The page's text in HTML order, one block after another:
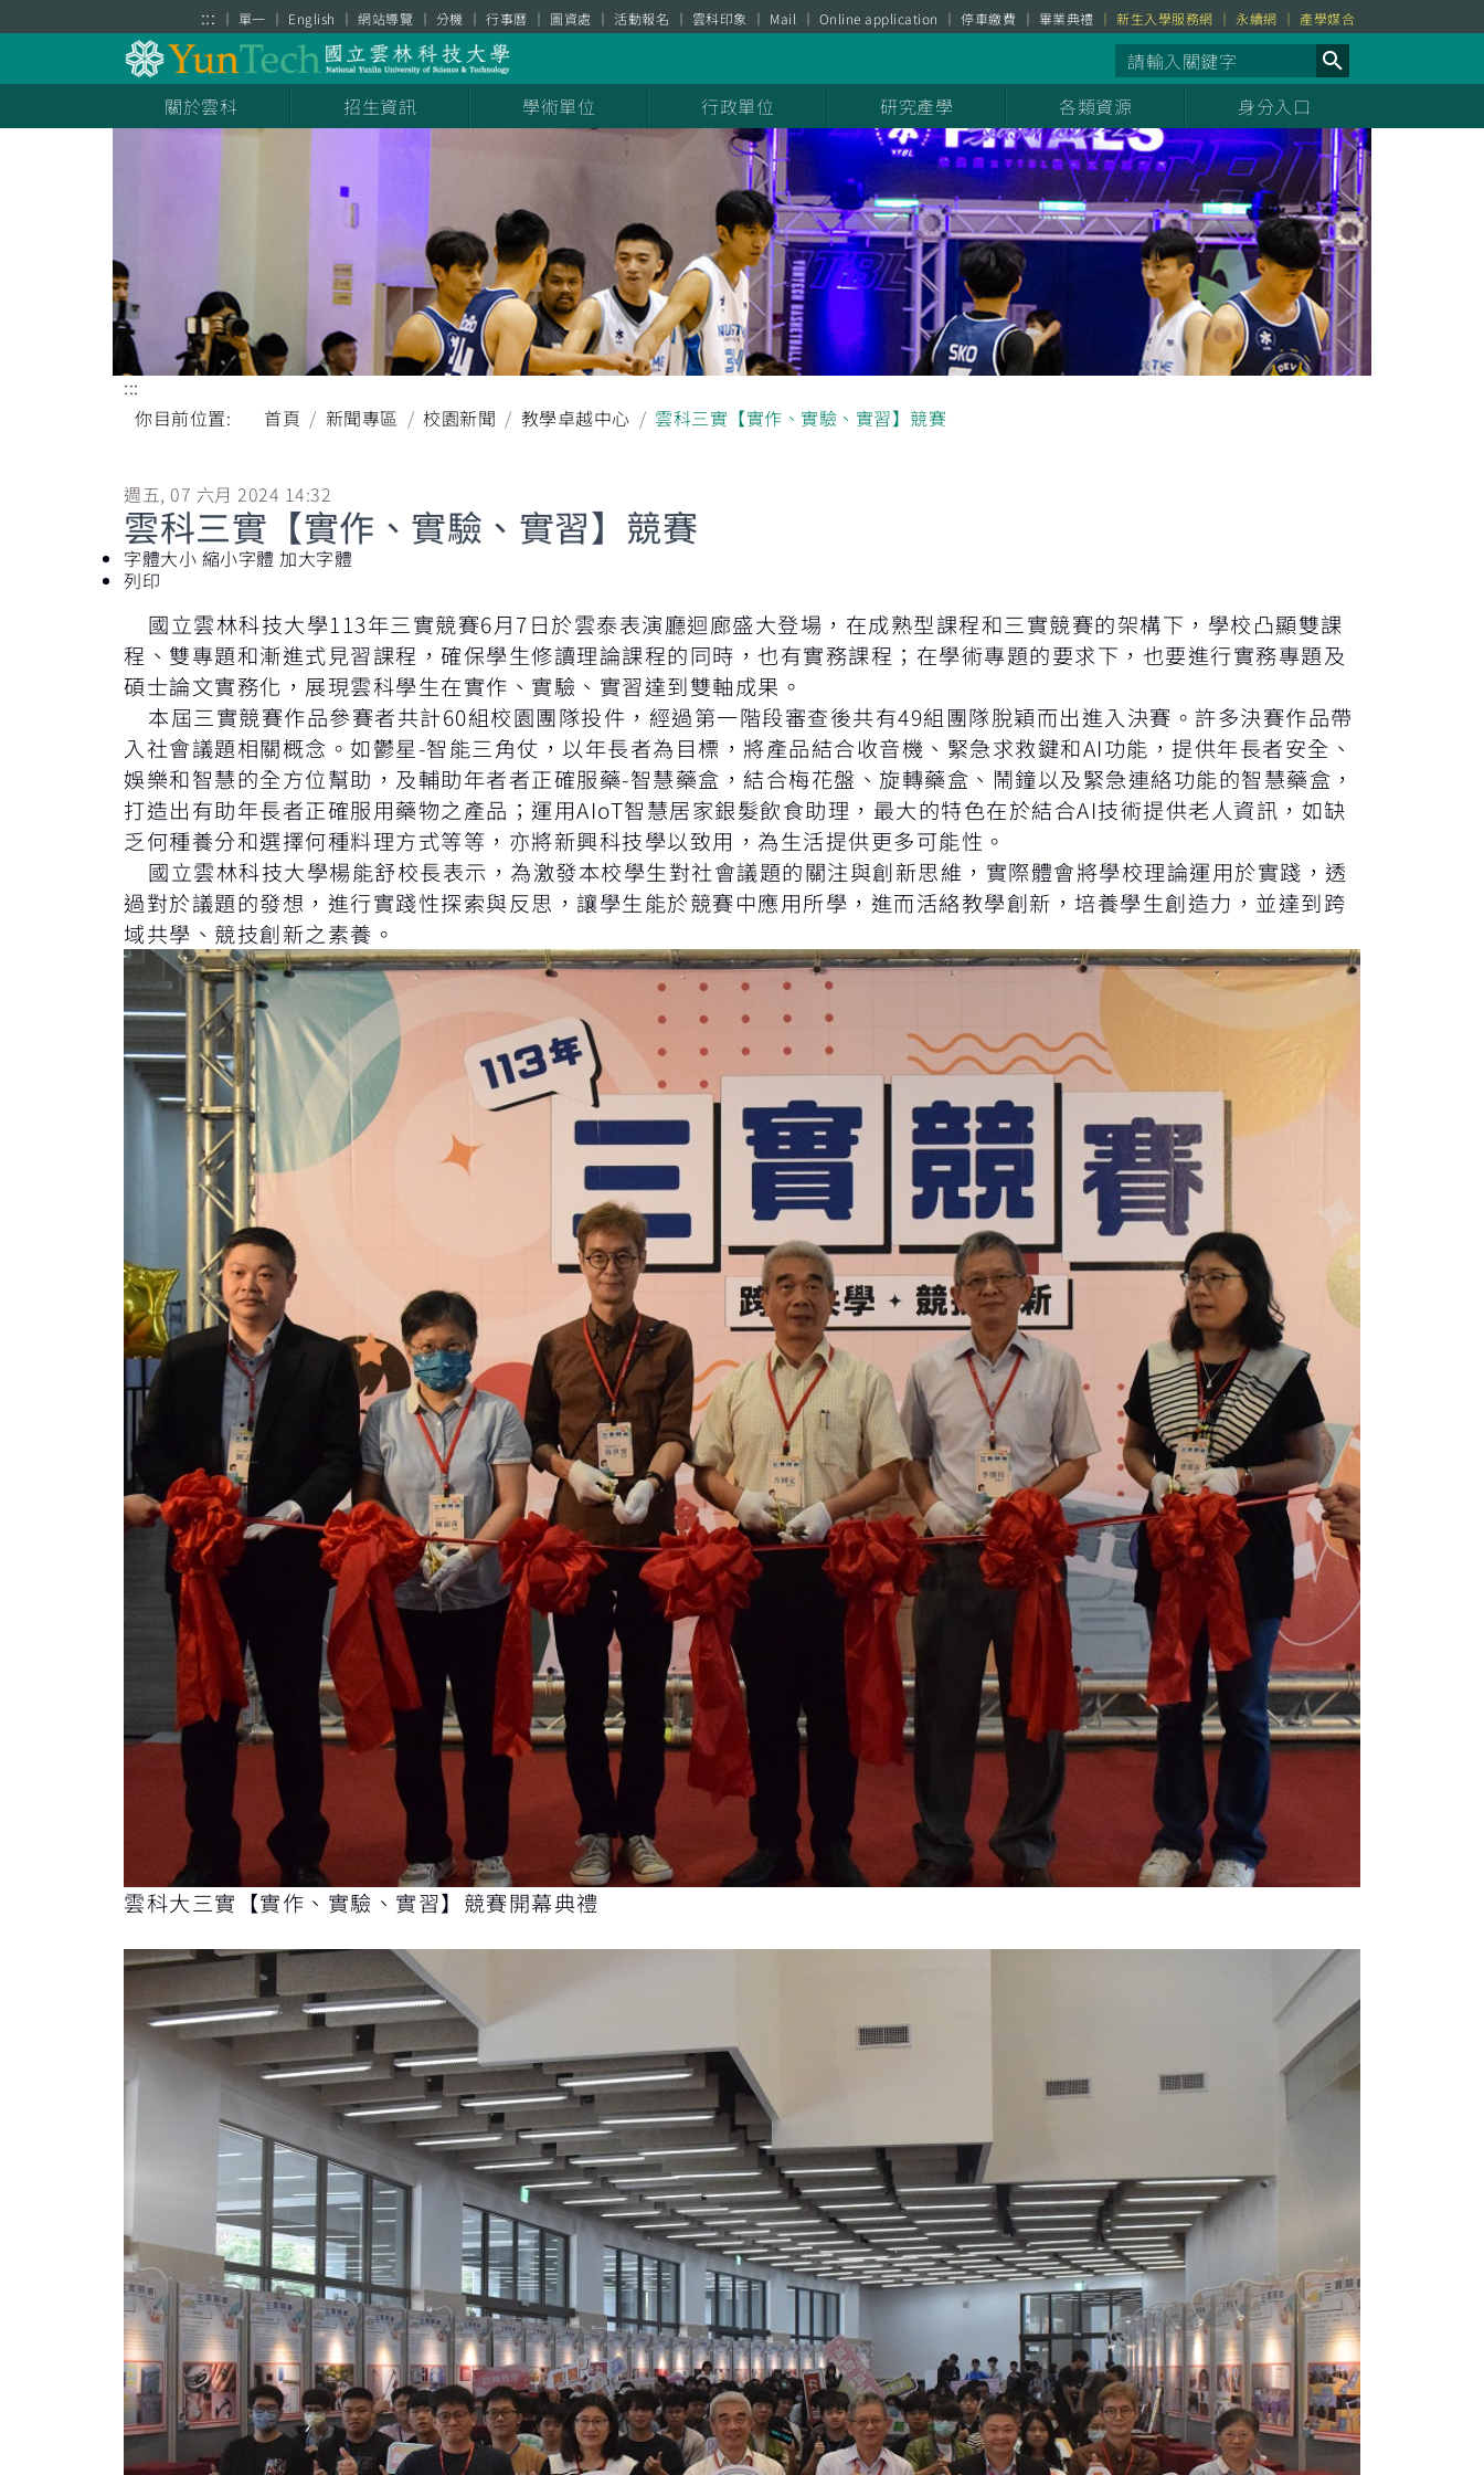
::: 單一 English 網站導覽 分機 行事曆 圖資處 活動報名 雲科印象 Mail Online application 停車繳費 畢業典禮 新生入學服務網 永續網 產學媒合
關於雲科 招生資訊 學術單位 行政單位 研究產學 各類資源 身分入口
:::
你目前位置:
首頁 新聞專區 校園新聞 教學卓越中心 雲科三實【實作、實驗、實習】競賽
週五, 07 六月 2024 14:32
雲科三實【實作、實驗、實習】競賽
字體大小 縮小字體 加大字體
列印
國立雲林科技大學113年三實競賽6月7日於雲泰表演廳迴廊盛大登場，在成熟型課程和三實競賽的架構下，學校凸顯雙課
程、雙專題和漸進式見習課程，確保學生修讀理論課程的同時，也有實務課程；在學術專題的要求下，也要進行實務專題及
碩士論文實務化，展現雲科學生在實作、實驗、實習達到雙軸成果。
本屆三實競賽作品參賽者共計60組校園團隊投件，經過第一階段審查後共有49組團隊脫穎而出進入決賽。許多決賽作品帶
入社會議題相關概念。如鬱星-智能三角仗，以年長者為目標，將產品結合收音機、緊急求救鍵和AI功能，提供年長者安全、
娛樂和智慧的全方位幫助，及輔助年者者正確服藥-智慧藥盒，結合梅花盤、旋轉藥盒、鬧鐘以及緊急連絡功能的智慧藥盒，
打造出有助年長者正確服用藥物之產品；運用AIoT智慧居家銀髮飲食助理，最大的特色在於結合AI技術提供老人資訊，如缺
乏何種養分和選擇何種料理方式等等，亦將新興科技學以致用，為生活提供更多可能性。
國立雲林科技大學楊能舒校長表示，為激發本校學生對社會議題的關注與創新思維，實際體會將學校理論運用於實踐，透
過對於議題的發想，進行實踐性探索與反思，讓學生能於競賽中應用所學，進而活絡教學創新，培養學生創造力，並達到跨
域共學、競技創新之素養。
雲科大三實【實作、實驗、實習】競賽開幕典禮